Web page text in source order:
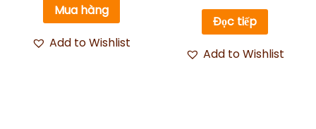
Mua hàng
Add to Wishlist
Đọc tiếp
Add to Wishlist